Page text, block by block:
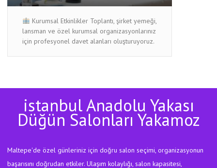
Kurumsal Etkinlikler Toplantı, şirket yemeği,
lansman ve özel kurumsal organizasyonlarınız
için profesyonel davet alanları oluşturuyoruz.
istanbul Anadolu Yakası
Düğün Salonları Yakamoz
Maltepe'de özel günleriniz için doğru salon seçimi, organizasyonun
başarısını doğrudan etkiler. Ulaşım kolaylığı, salon kapasitesi,